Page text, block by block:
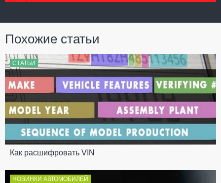
Похожие статьи
СТАТЬИ
Как расшифровать VIN
НОВИНКИ АВТОМОБИЛЕЙ